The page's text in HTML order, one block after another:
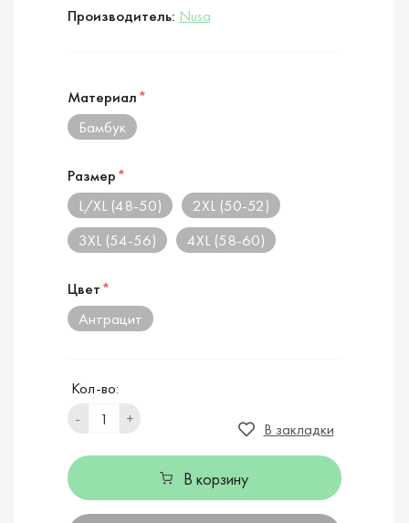
Производитель: Nusa
Материал*
Бамбук
Размер*
L/XL (48-50)
2XL (50-52)
3XL (54-56)
4XL (58-60)
Цвет*
Антрацит
Кол-во:
-
+
В закладки
В корзину